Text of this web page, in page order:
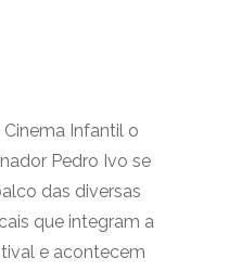
Infantil o
Pedro Ivo se
das diversas
que integram a
e acontecem